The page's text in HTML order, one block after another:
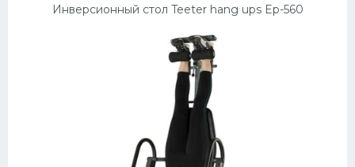
Инверсионный стол Teeter hang ups Ep-560